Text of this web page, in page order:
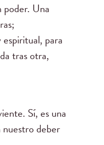
poder. Una
para
tras otra,
Sí, es una
deber